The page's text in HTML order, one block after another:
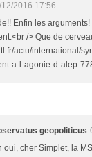
2016 17:56
Enfin les
/> Que de
actu/international/
a-l-agonie-d-alep-
geopoliticus
oui, cher Simplet, la